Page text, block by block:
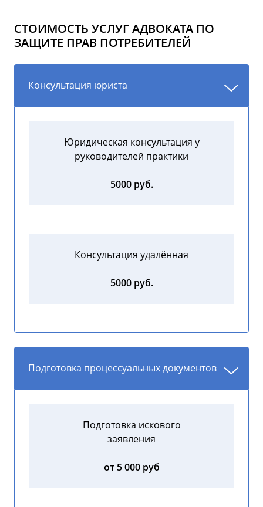
СТОИМОСТЬ УСЛУГ АДВОКАТА ПО
ЗАЩИТЕ ПРАВ ПОТРЕБИТЕЛЕЙ
Консультация юриста
Юридическая консультация у
руководителей практики
5000 руб.
Консультация удалённая
5000 руб.
Подготовка процессуальных документов
Подготовка искового
заявления
от 5 000 руб